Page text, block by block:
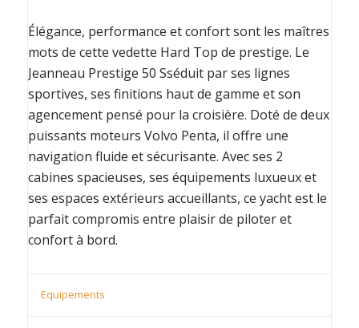
Élégance, performance et confort sont les maîtres
mots de cette vedette Hard Top de prestige. Le
Jeanneau Prestige 50 Sséduit par ses lignes
sportives, ses finitions haut de gamme et son
agencement pensé pour la croisière. Doté de deux
puissants moteurs Volvo Penta, il offre une
navigation fluide et sécurisante. Avec ses 2
cabines spacieuses, ses équipements luxueux et
ses espaces extérieurs accueillants, ce yacht est le
parfait compromis entre plaisir de piloter et
confort à bord.
Equipements